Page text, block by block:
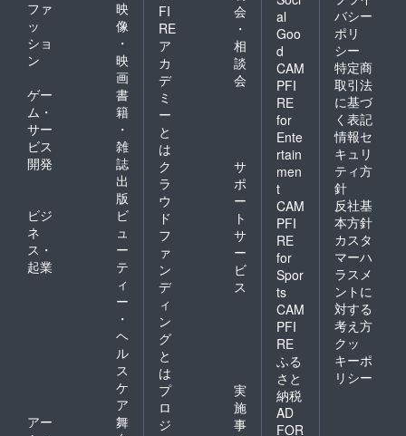
生の現
場を是
非体験
してく
ださ
い！！
ツー
ショッ
ト写メ
はご自
身の
iPhone
マート
フォン
で、
ツー
ショッ
ト撮影
を10枚
撮影致
しま
す。
※リター
ン時期
や詳細
につい
（60分
程度）
が楽し
めま
す！ ■
お渡し
撮影会
（２
回）
後日開
催され
るお渡
し撮影
会（60
分程
度）に
も2回参
加・撮
影して
頂き、
完成し
た写真
集をお
渡しい
たしま
す。 ■
撮影現
渡し撮
影会
（60分
程度）1
回開催
にも参
加・撮
影して
頂き、
完成し
た写真
集をお
渡しい
たしま
す。 ■
撮影現
場見学
（プラ
ショッ
ト写メ
撮影）
実際
に撮影
現場を
訪問し
ファ
ッ
ショ
ン
映
像
・
映
画
ゲー
ム・
サー
ビス
開発
書
籍
・
雑
誌
出
版
ビジ
ネ
ス・
起業
ビ
ュ
ー
テ
ィ
ー
・
ヘ
ル
ス
ケ
ア
アー
舞
FI
RE
ア
カ
デ
ミ
ー
と
は
会
・
相
談
会
ク
ラ
ウ
ド
フ
ァ
ン
デ
ィ
ン
グ
と
は
サ
ポ
ー
ト
サ
ー
ビ
ス
プ
ロ
ジ
実
施
事
al
Goo
d
CAM
PFI
RE
for
Ente
rtain
men
t
CAM
PFI
RE
for
Spor
ts
CAM
PFI
RE
ふる
さと
納税
AD
FOR
バシー
ポリ
シー
特定商
取引法
に基づ
く表記
情報セ
キュリ
ティ方
針
反社基
本方針
カスタ
マーハ
ラスメ
ントに
対する
考え方
クッ
キーポ
リシー